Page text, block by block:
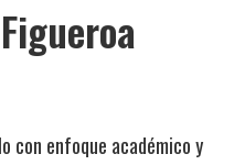
con enfoque académico y